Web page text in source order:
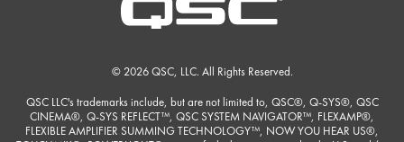
© 2026 QSC, LLC. All Rights Reserved.
QSC LLC's trademarks include, but are not limited to, QSC®, Q-SYS®, QSC
CINEMA®, Q-SYS REFLECT™, QSC SYSTEM NAVIGATOR™, FLEXAMP®,
FLEXIBLE AMPLIFIER SUMMING TECHNOLOGY™, NOW YOU HEAR US®,